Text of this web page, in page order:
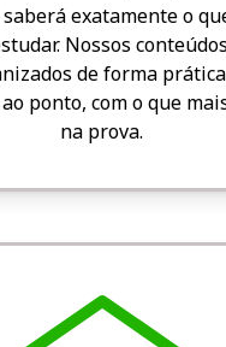
saberá exatamente o
Nossos
de forma
ponto, com o que
na prova.